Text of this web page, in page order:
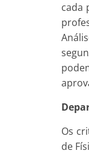
cada
Os
de